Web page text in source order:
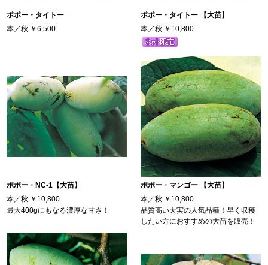
ポポー・タイトー
本／秋 ￥6,500
ポポー・タイトー 【大苗】
本／秋 ￥10,800
ポポー・NC-1【大苗】
本／秋 ￥10,800
最大400gにもなる濃厚な甘さ！
ポポー・マンゴー 【大苗】
本／秋 ￥10,800
品質高い大実の人気品種！早く収穫
したい方におすすめの大苗を販売！